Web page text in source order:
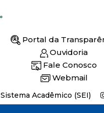
Portal da
Ouvidoria
Fale Conosco
Webmail
Sistema Acadêmico (SEI)